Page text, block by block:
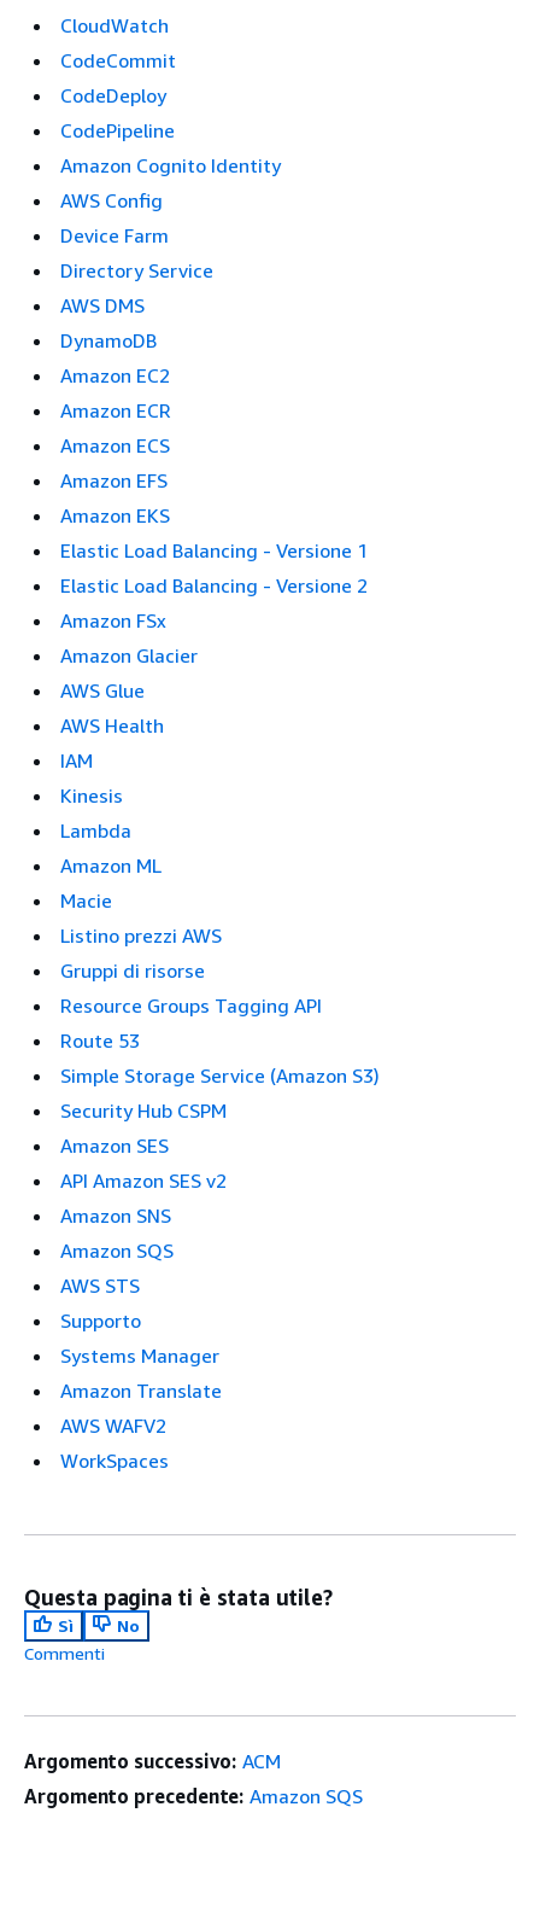
CloudWatch
CodeCommit
CodeDeploy
CodePipeline
Amazon Cognito Identity
AWS Config
Device Farm
Directory Service
AWS DMS
DynamoDB
Amazon EC2
Amazon ECR
Amazon ECS
Amazon EFS
Amazon EKS
Elastic Load Balancing - Versione 1
Elastic Load Balancing - Versione 2
Amazon FSx
Amazon Glacier
AWS Glue
AWS Health
IAM
Kinesis
Lambda
Amazon ML
Macie
Listino prezzi AWS
Gruppi di risorse
Resource Groups Tagging API
Route 53
Simple Storage Service (Amazon S3)
Security Hub CSPM
Amazon SES
API Amazon SES v2
Amazon SNS
Amazon SQS
AWS STS
Supporto
Systems Manager
Amazon Translate
AWS WAFV2
WorkSpaces
Questa pagina ti è stata utile?
Sì
No
Commenti
Argomento successivo: ACM
Argomento precedente: Amazon SQS